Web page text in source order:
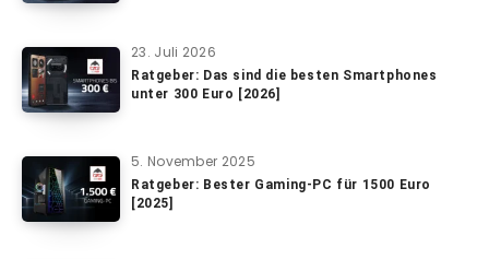
23. Juli 2026
Ratgeber: Das sind die besten Smartphones
unter 300 Euro [2026]
5. November 2025
Ratgeber: Bester Gaming-PC für 1500 Euro
[2025]